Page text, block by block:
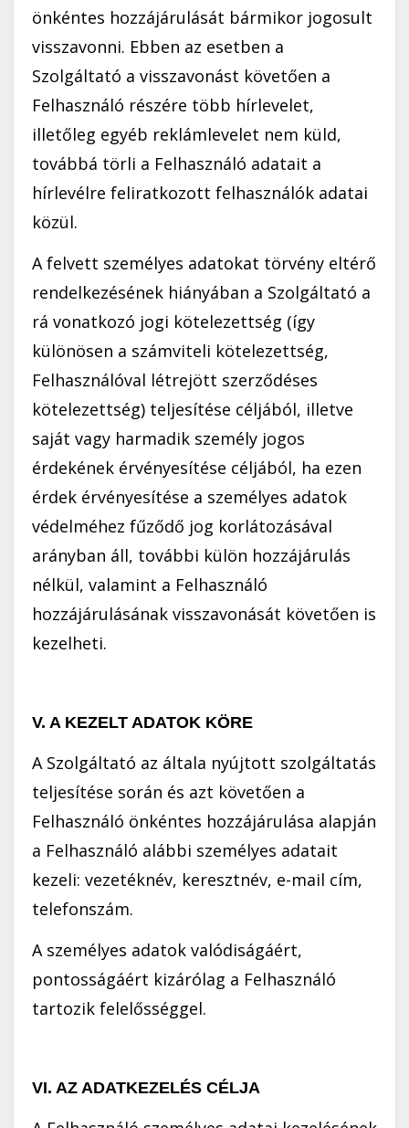
önkéntes hozzájárulását bármikor jogosult
visszavonni. Ebben az esetben a
Szolgáltató a visszavonást követően a
Felhasználó részére több hírlevelet,
illetőleg egyéb reklámlevelet nem küld,
továbbá törli a Felhasználó adatait a
hírlevélre feliratkozott felhasználók adatai
közül.
A felvett személyes adatokat törvény eltérő
rendelkezésének hiányában a Szolgáltató a
rá vonatkozó jogi kötelezettség (így
különösen a számviteli kötelezettség,
Felhasználóval létrejött szerződéses
kötelezettség) teljesítése céljából, illetve
saját vagy harmadik személy jogos
érdekének érvényesítése céljából, ha ezen
érdek érvényesítése a személyes adatok
védelméhez fűződő jog korlátozásával
arányban áll, további külön hozzájárulás
nélkül, valamint a Felhasználó
hozzájárulásának visszavonását követően is
kezelheti.
V. A KEZELT ADATOK KÖRE
A Szolgáltató az általa nyújtott szolgáltatás
teljesítése során és azt követően a
Felhasználó önkéntes hozzájárulása alapján
a Felhasználó alábbi személyes adatait
kezeli: vezetéknév, keresztnév, e-mail cím,
telefonszám.
A személyes adatok valódiságáért,
pontosságáért kizárólag a Felhasználó
tartozik felelősséggel.
VI. AZ ADATKEZELÉS CÉLJA